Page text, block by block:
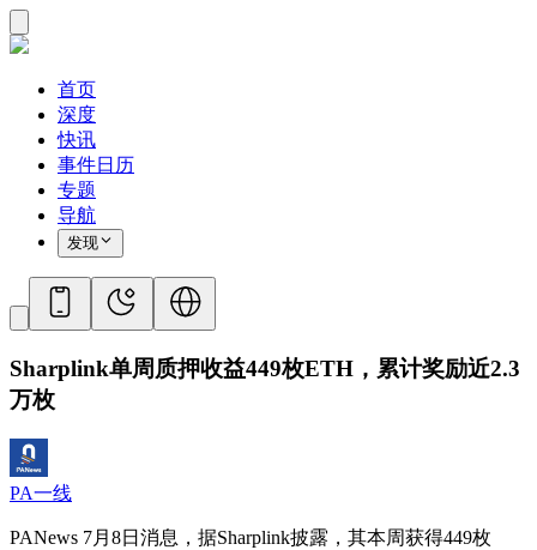
首页
深度
快讯
事件日历
专题
导航
发现
Sharplink单周质押收益449枚ETH，累计奖励近2.3
万枚
PA一线
PANews 7月8日消息，据Sharplink披露，其本周获得449枚